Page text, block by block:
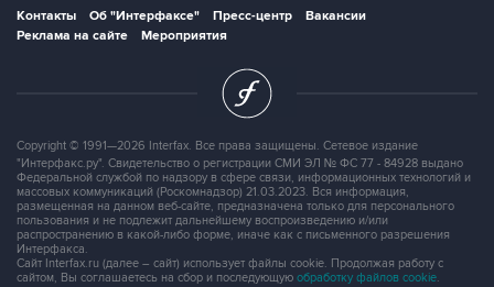
Контакты Об "Интерфаксе" Пресс-центр
Вакансии
Реклама на сайте
Мероприятия
Copyright © 1991—2026 Interfax. Все права защищены. Сетевое издание
"Интерфакс.ру". Свидетельство о регистрации СМИ ЭЛ № ФС 77 - 84928 выдано
Федеральной службой по надзору в сфере связи, информационных технологий и
массовых коммуникаций (Роскомнадзор) 21.03.2023. Вся информация,
размещенная на данном веб-сайте, предназначена только для персонального
пользования и не подлежит дальнейшему воспроизведению и/или
распространению в какой-либо форме, иначе как с письменного разрешения
Интерфакса.
Сайт Interfax.ru (далее – сайт) использует файлы cookie. Продолжая работу с
сайтом, Вы соглашаетесь на сбор и последующую обработку файлов cookie.